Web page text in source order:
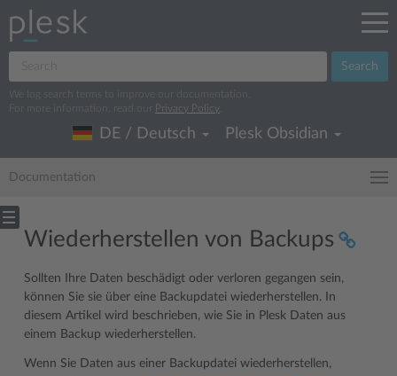
Search
We log search terms to improve our documentation.
For more information, read our
Privacy Policy
DE / Deutsch Plesk Obsidian
Documentation
Wiederherstellen von Backups
Sollten Ihre Daten beschädigt oder verloren gegangen sein,
können Sie sie über eine Backupdatei wiederherstellen. In
diesem Artikel wird beschrieben, wie Sie in Plesk Daten aus
einem Backup wiederherstellen.
Wenn Sie Daten aus einer Backupdatei wiederherstellen,